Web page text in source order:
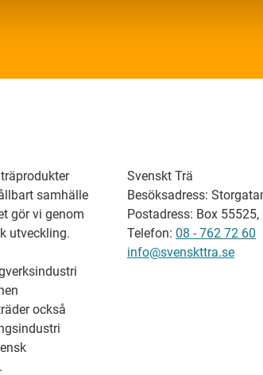
samhälle
gör vi genom
utveckling.
också
Svenskt Trä
Besöksadress:
Postadress: Box
Telefon: 08 - 762 72 60
info@svenskttra.se